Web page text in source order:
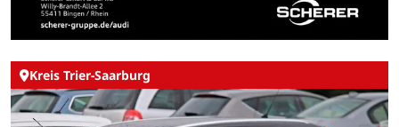
Kreis Trier-Saarburg